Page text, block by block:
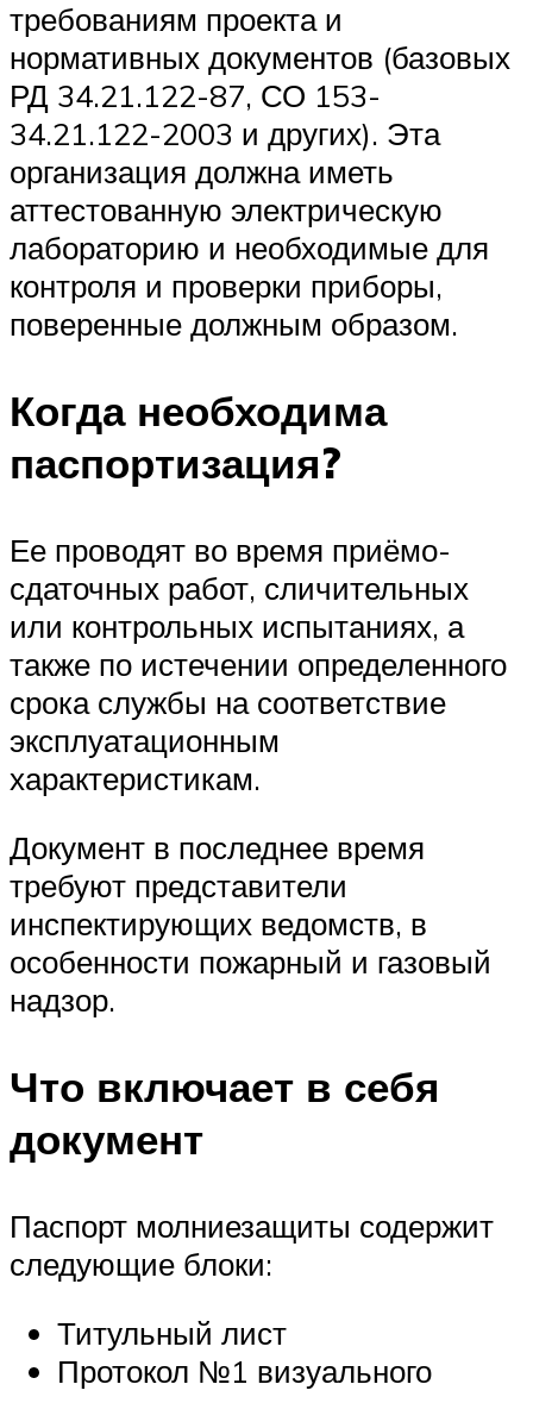
требованиям проекта и
нормативных документов (базовых
РД 34.21.122-87, СО 153-
34.21.122-2003 и других). Эта
организация должна иметь
аттестованную электрическую
лабораторию и необходимые для
контроля и проверки приборы,
поверенные должным образом.
Когда необходима
паспортизация?
Ее проводят во время приёмо-
сдаточных работ, сличительных
или контрольных испытаниях, а
также по истечении определенного
срока службы на соответствие
эксплуатационным
характеристикам.
Документ в последнее время
требуют представители
инспектирующих ведомств, в
особенности пожарный и газовый
надзор.
Что включает в себя
документ
Паспорт молниезащиты содержит
следующие блоки:
Титульный лист
Протокол №1 визуального